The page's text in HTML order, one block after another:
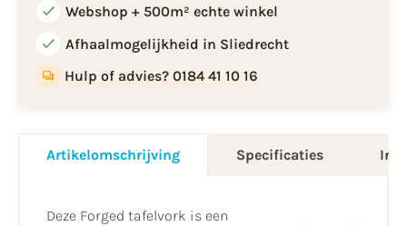
Webshop + 500m² echte winkel
Afhaalmogelijkheid in Sliedrecht
Hulp of advies? 0184 41 10 16
Artikelomschrijving Specificaties
Deze Forged tafelvork is een